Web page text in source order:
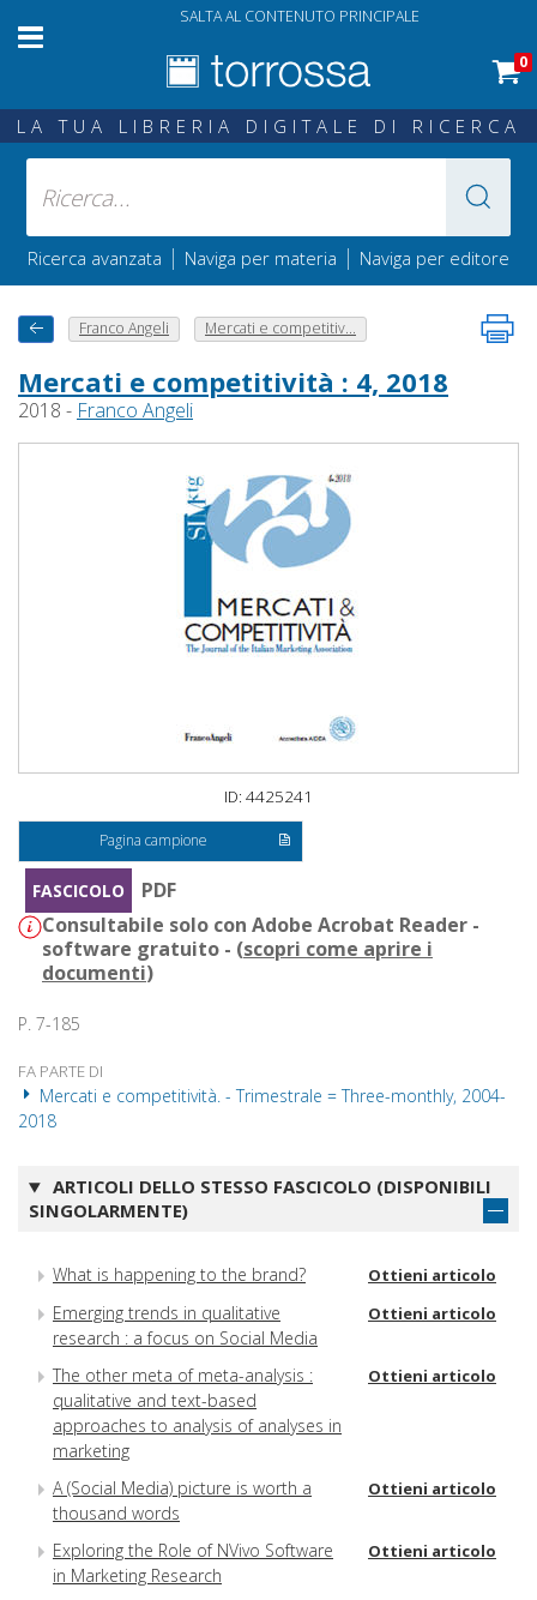
SALTA AL CONTENUTO PRINCIPALE
0
LA TUA LIBRERIA DIGITALE DI RICERCA
Ricerca avanzata | Naviga per materia | Naviga per editore
Franco Angeli Mercati e competitiv...
Mercati e competitività : 4, 2018
2018 - Franco Angeli
ID: 4425241
Pagina campione
FASCICOLO
PDF
Consultabile solo con Adobe Acrobat Reader -
software gratuito - (scopri come aprire i
documenti)
P. 7-185
FA PARTE DI
Mercati e competitività. - Trimestrale = Three-monthly, 2004-
2018
ARTICOLI DELLO STESSO FASCICOLO (DISPONIBILI
SINGOLARMENTE)
What is happening to the brand? Ottieni articolo
Emerging trends in qualitative
research : a focus on Social Media
Ottieni articolo
The other meta of meta-analysis :
qualitative and text-based
approaches to analysis of analyses in
marketing
Ottieni articolo
A (Social Media) picture is worth a
thousand words
Ottieni articolo
Exploring the Role of NVivo Software
in Marketing Research
Ottieni articolo